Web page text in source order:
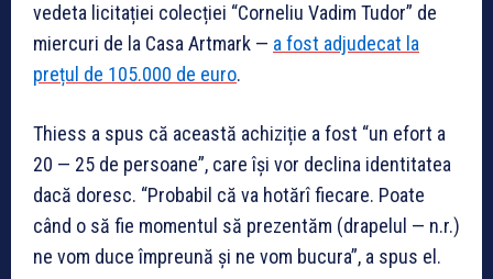
vedeta licitației colecției “Corneliu Vadim Tudor” de
miercuri de la Casa Artmark — a fost adjudecat la
prețul de 105.000 de euro.
Thiess a spus că această achiziție a fost “un efort a
20 — 25 de persoane”, care își vor declina identitatea
dacă doresc. “Probabil că va hotărî fiecare. Poate
când o să fie momentul să prezentăm (drapelul — n.r.)
ne vom duce împreună și ne vom bucura”, a spus el.